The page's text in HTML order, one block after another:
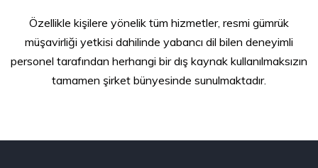
Özellikle kişilere yönelik tüm hizmetler, resmi gümrük
müşavirliği yetkisi dahilinde yabancı dil bilen deneyimli
personel tarafından herhangi bir dış kaynak kullanılmaksızın
tamamen şirket bünyesinde sunulmaktadır.